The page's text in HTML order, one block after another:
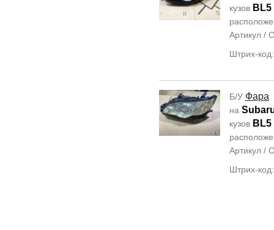
кузов BL5
Артикул /
Штрих-
Б/У Фара
на
кузов BL5
Артикул /
Штрих-